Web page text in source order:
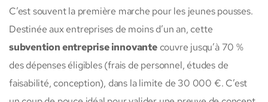
C’est souvent la première marche pour les jeunes pousses.
Destinée aux entreprises de moins d’un an, cette
subvention entreprise innovantecouvre jusqu’à 70 %
des dépenses éligibles (frais de personnel, études de
faisabilité, conception), dans la limite de 30 000 €. C’est